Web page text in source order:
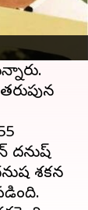
బౌలింగ్
దనుష్
శకన